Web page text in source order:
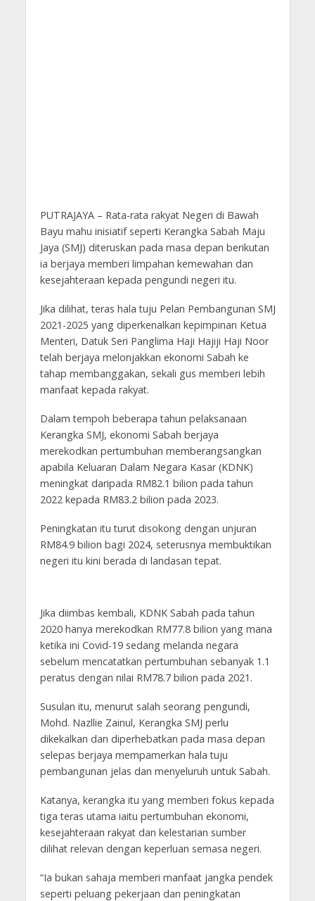
PUTRAJAYA – Rata-rata rakyat Negeri di Bawah
Bayu mahu ini­siatif seperti Kerangka Sabah Maju
Jaya (SMJ) diteruskan pada masa depan berikutan
ia berjaya memberi limpahan kemewahan dan
kesejahteraan kepada pengundi negeri itu.
Jika dilihat, teras hala tuju Pelan Pembangunan SMJ
2021-2025 yang diperkenalkan kepimpinan Ketua
Menteri, Datuk Seri Panglima Haji Hajiji Haji Noor
telah berjaya melonjakkan ekonomi Sabah ke
tahap membanggakan, sekali gus memberi lebih
manfaat kepada rakyat.
Dalam tempoh beberapa tahun pelaksa­naan
Kerangka SMJ, ekonomi Sabah berjaya
merekodkan pertumbuhan memberangsangkan
apabila Keluaran Dalam Negara Kasar (KDNK)
meningkat daripada RM82.1 bilion pada tahun
2022 kepada RM83.2 bilion pada 2023.
Peningkatan itu turut disokong dengan unjuran
RM84.9 bilion bagi 2024, seterusnya membuktikan
negeri itu kini berada di landasan tepat.
Jika diimbas kembali, KDNK Sabah pada tahun
2020 hanya merekodkan RM77.8 bilion yang mana
ketika ini Covid-19 sedang melanda negara
sebelum mencatatkan pertumbuhan sebanyak 1.1
peratus dengan nilai RM78.7 bilion pada 2021.
Susulan itu, menurut salah seorang pengundi,
Mohd. Nazllie Zainul, Kerangka SMJ perlu
dikekalkan dan diperhebatkan pada masa depan
selepas berjaya mempamerkan hala tuju
pembangunan jelas dan menyeluruh untuk Sabah.
Katanya, kerangka itu yang memberi fokus kepada
tiga teras utama iaitu pertumbuhan ekonomi,
kesejahteraan rakyat dan kelestarian sumber
dilihat relevan dengan keperluan semasa negeri.
“Ia bukan sahaja memberi manfaat jangka pendek
seperti peluang pekerjaan dan peningkatan